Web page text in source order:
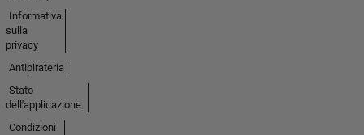
Informativa
sulla
privacy
Antipirateria
Stato
dell'applicazione
Condizioni